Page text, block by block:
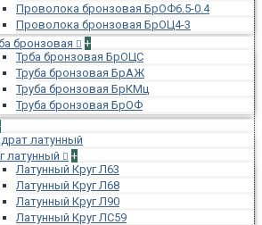
Проволока бронзовая БрОФ6.5-0.4
Проволока бронзовая БрОЦ4-3
бронзовая
+
Трба бронзовая БрОЦС
Труба бронзовая БрАЖ
Труба бронзовая БрКМц
Труба бронзовая БрОФ
латунный
латунный
+
Латунный Круг Л63
Латунный Круг Л68
Латунный Круг Л90
Латунный Круг ЛС59